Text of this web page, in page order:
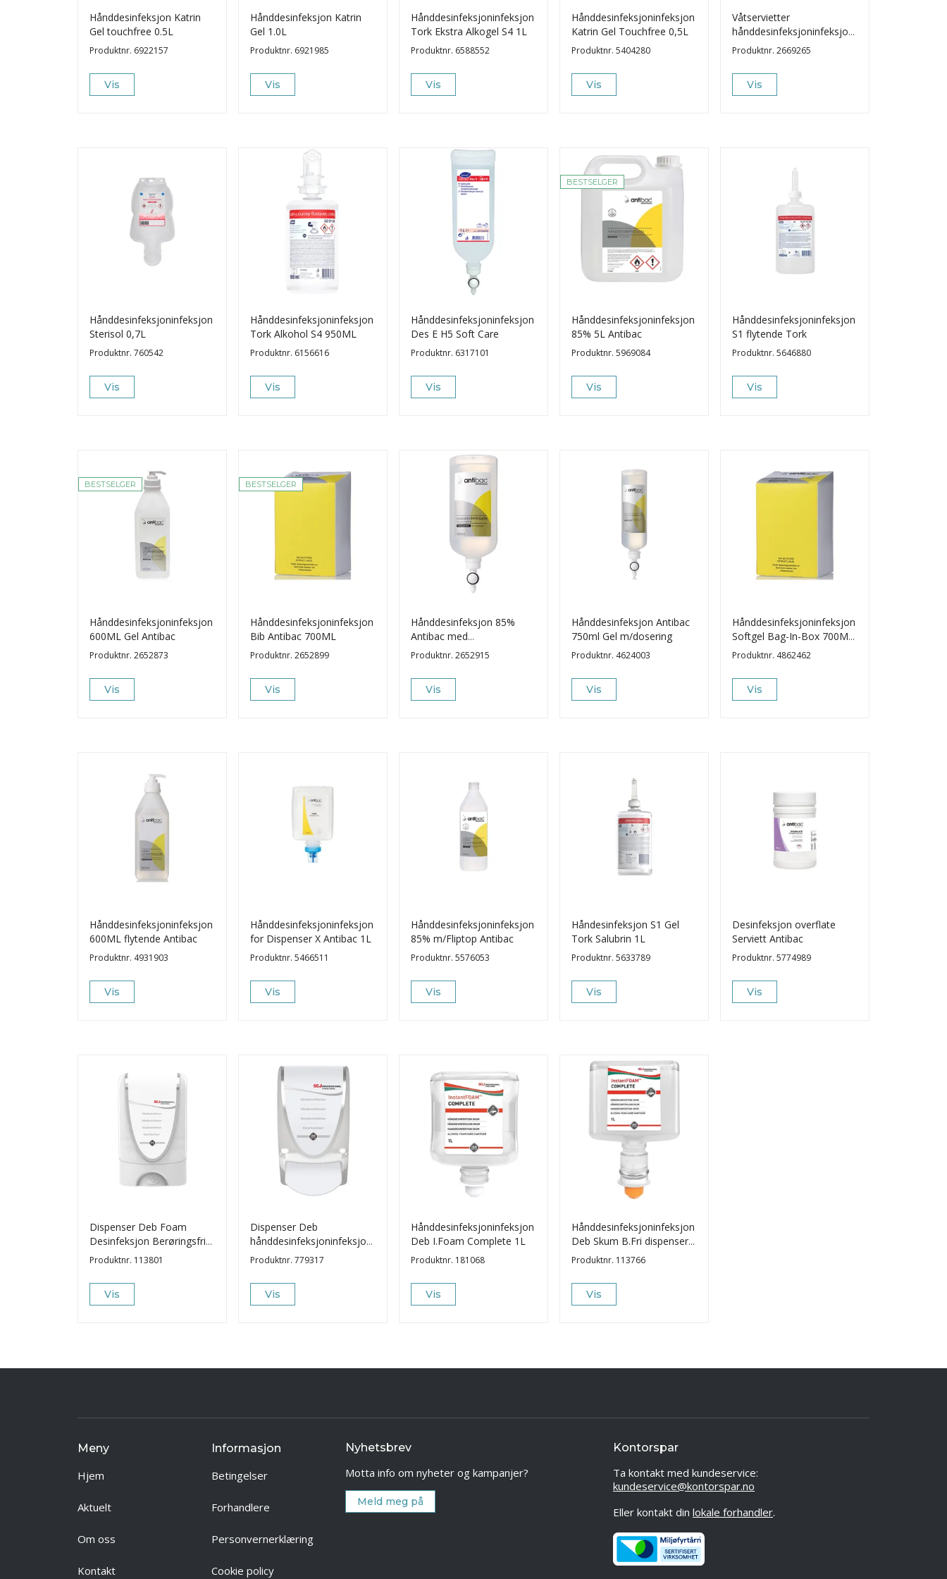
Hånddesinfeksjon Katrin
Gel touchfree 0.5L
Produktnr. 6922157
Vis
Hånddesinfeksjon Katrin
Gel 1.0L
Produktnr. 6921985
Vis
Hånddesinfeksjoninfeksjon
Tork Ekstra Alkogel S4 1L
Produktnr. 6588552
Vis
Hånddesinfeksjoninfeksjon
Katrin Gel Touchfree 0,5L
Produktnr. 5404280
Vis
Våtservietter
hånddesinfeksjoninfeksjon
250Stk
Produktnr. 2669265
Vis
Hånddesinfeksjoninfeksjon
Sterisol 0,7L
Produktnr. 760542
Vis
Hånddesinfeksjoninfeksjon
Tork Alkohol S4 950ML
Produktnr. 6156616
Vis
Hånddesinfeksjoninfeksjon
Des E H5 Soft Care
Produktnr. 6317101
Vis
BESTSELGER
Hånddesinfeksjoninfeksjon
85% 5L Antibac
Produktnr. 5969084
Vis
Hånddesinfeksjoninfeksjon
S1 flytende Tork
Produktnr. 5646880
Vis
BESTSELGER
Hånddesinfeksjoninfeksjon
600ML Gel Antibac
Produktnr. 2652873
Vis
BESTSELGER
Hånddesinfeksjoninfeksjon
Bib Antibac 700ML
Produktnr. 2652899
Vis
Hånddesinfeksjon 85%
Antibac med
doseringskapsel
Produktnr. 2652915
Vis
Hånddesinfeksjon Antibac
750ml Gel m/dosering
Produktnr. 4624003
Vis
Hånddesinfeksjoninfeksjon
Softgel Bag-In-Box 700ML
Antibac
Produktnr. 4862462
Vis
Hånddesinfeksjoninfeksjon
600ML flytende Antibac
Produktnr. 4931903
Vis
Hånddesinfeksjoninfeksjon
for Dispenser X Antibac 1L
Produktnr. 5466511
Vis
Hånddesinfeksjoninfeksjon
85% m/Fliptop Antibac
Produktnr. 5576053
Vis
Håndesinfeksjon S1 Gel
Tork Salubrin 1L
Produktnr. 5633789
Vis
Desinfeksjon overflate
Serviett Antibac
Produktnr. 5774989
Vis
Dispenser Deb Foam
Desinfeksjon Berøringsfri
1L
Produktnr. 113801
Vis
Dispenser Deb
hånddesinfeksjoninfeksjon
1L
Produktnr. 779317
Vis
Hånddesinfeksjoninfeksjon
Deb I.Foam Complete 1L
Produktnr. 181068
Vis
Hånddesinfeksjoninfeksjon
Deb Skum B.Fri dispenser
1L
Produktnr. 113766
Vis
Meny
Hjem
Aktuelt
Om oss
Kontakt
Informasjon
Betingelser
Forhandlere
Personvernerklæring
Cookie policy
Nyhetsbrev
Motta info om nyheter og kampanjer?
Meld meg på
Kontorspar
Ta kontakt med kundeservice:
kundeservice@kontorspar.no
Eller kontakt din lokale forhandler.